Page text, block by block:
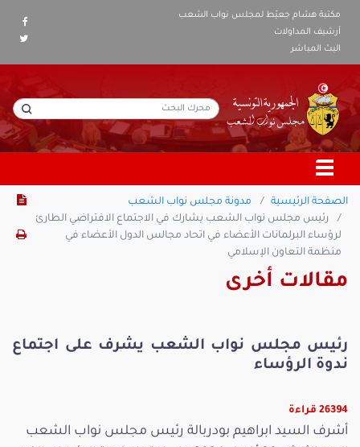
مكتبة هشام جعيّط لمجلس نواب الشعب
أرشيف المداولات
البث المباشر
الصفحة الرئيسية
مدونة مجلس نواب الشعب
رئيس مجلس نواب الشعب يشارك في الاجتماع الافتراضي الطارئ
لرؤساء البرلمانات الأعضاء في اتحاد مجالس الدول الأعضاء في
منظمة التعاون الإسلامي
مقالات أخرى
رئيس مجلس نواب الشعب يشرف على اجتماع
ندوة الرؤساء
26394 قراءة
أشرف السيد ابراهيم بودربالة رئيس مجلس نواب الشعب